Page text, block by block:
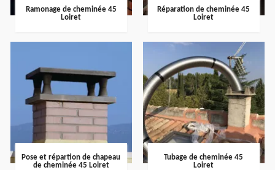
Ramonage de cheminée 45
Loiret
Réparation de cheminée 45
Loiret
Pose et répartion de chapeau
de cheminée 45 Loiret
Tubage de cheminée 45
Loiret